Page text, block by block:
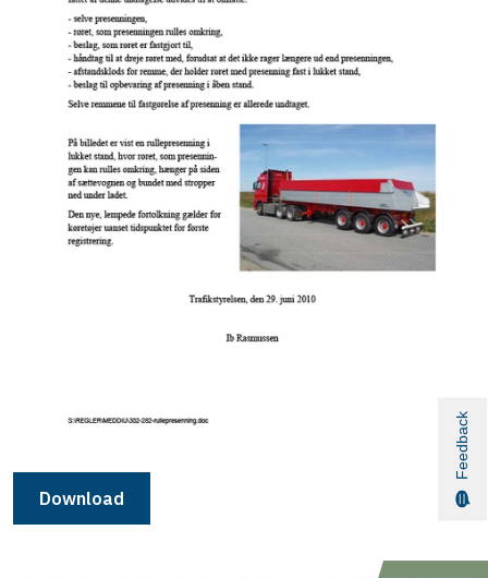
Download
Feedback